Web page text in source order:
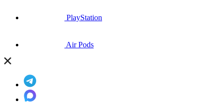
PlayStation
Air Pods